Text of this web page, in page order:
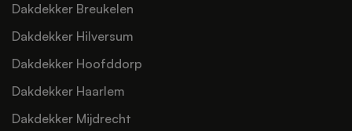
Dakdekker Breukelen
Dakdekker Hilversum
Dakdekker Hoofddorp
Dakdekker Haarlem
Dakdekker Mijdrecht